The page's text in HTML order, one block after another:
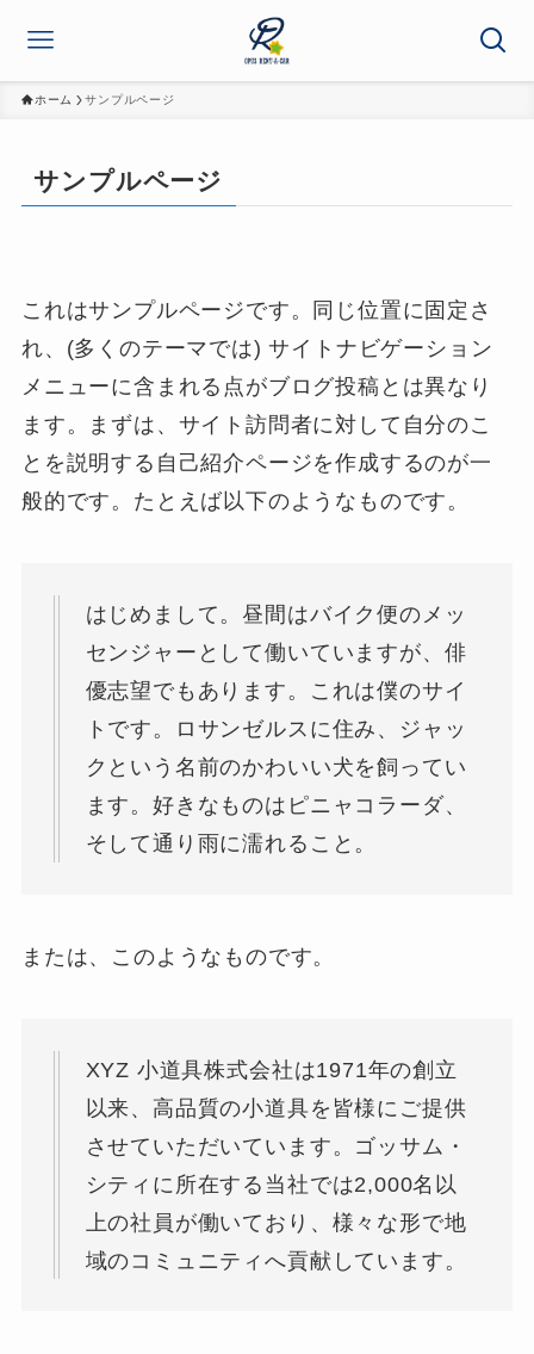
ホーム サンプルページ
サンプルページ
これはサンプルページです。同じ位置に固定さ
れ、(多くのテーマでは) サイトナビゲーション
メニューに含まれる点がブログ投稿とは異なり
ます。まずは、サイト訪問者に対して自分のこ
とを説明する自己紹介ページを作成するのが一
般的です。たとえば以下のようなものです。
はじめまして。昼間はバイク便のメッ
センジャーとして働いていますが、俳
優志望でもあります。これは僕のサイ
トです。ロサンゼルスに住み、ジャッ
クという名前のかわいい犬を飼ってい
ます。好きなものはピニャコラーダ、
そして通り雨に濡れること。
または、このようなものです。
XYZ 小道具株式会社は1971年の創立
以来、高品質の小道具を皆様にご提供
させていただいています。ゴッサム・
シティに所在する当社では2,000名以
上の社員が働いており、様々な形で地
域のコミュニティへ貢献しています。